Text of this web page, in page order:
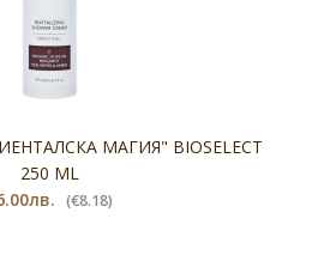
МАГИЯ" BIOSELECT
250 ML
(€8.18)